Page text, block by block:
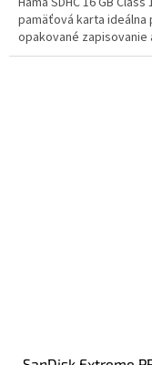
pamäťová karta ideálna
opakované zapisovanie